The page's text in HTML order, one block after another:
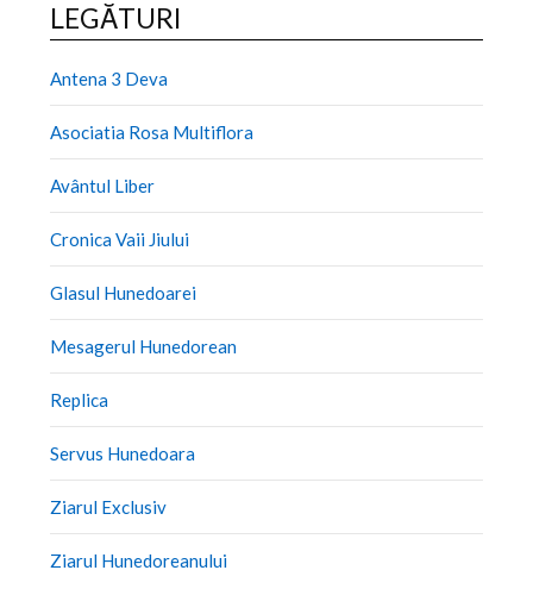
LEGĂTURI
Antena 3 Deva
Asociatia Rosa Multiflora
Avântul Liber
Cronica Vaii Jiului
Glasul Hunedoarei
Mesagerul Hunedorean
Replica
Servus Hunedoara
Ziarul Exclusiv
Ziarul Hunedoreanului